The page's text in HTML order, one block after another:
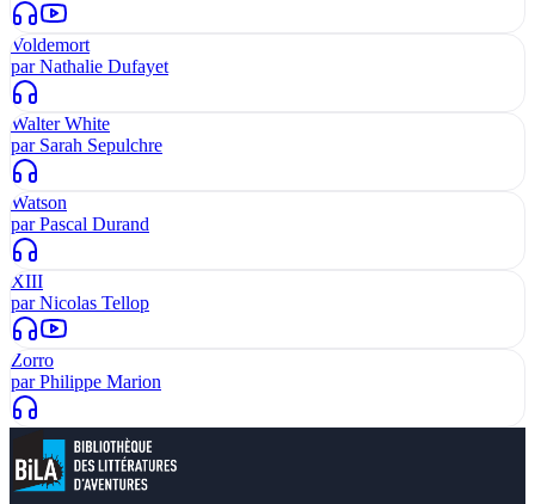
Voldemort
parNathalie Dufayet
Walter White
par Sarah Sepulchre
Watson
parPascal Durand
XIII
parNicolas Tellop
Zorro
parPhilippe Marion